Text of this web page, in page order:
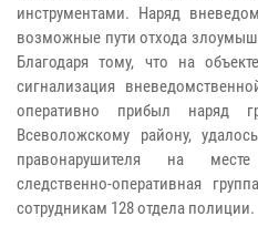
инструментами. Наряд
возможные пути отхода
Благодаря тому, что на
сигнализация
оперативно прибыл наряд
Всеволожскому району,
правонарушителя на
следственно-оперативная
сотрудникам 128 отдела полиции.